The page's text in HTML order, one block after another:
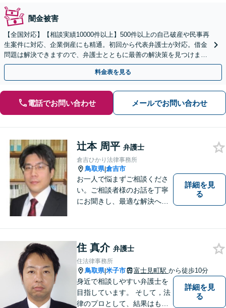
闇金被害
【全国対応】【相談実績10000件以上】500件以上の自己破産や民事再
生案件に対応、企業倒産にも精通。初回から代表弁護士が対応。借金
問題は解決できますので、弁護士とともに最善の解決策を見つけまし
ょう【初回相談無料】【法テラス利用可】
料金表を見る
電話でお問い合わせ メールでお問い合わせ
辻本 周平 弁護士
倉吉ひかり法律事務所
鳥取県|倉吉市
お一人で悩まずご相談くださ
い。ご相談者様のお話を丁寧
にお聞きし、最適な解決へと
詳細を見
る
住 真介 弁護士
住法律事務所
鳥取県|米子市 富士見町駅 から徒歩10分
身近で相談しやすい弁護士を
目指しています。 そして，法
律のプロとして、結果はもち
詳細を見
る